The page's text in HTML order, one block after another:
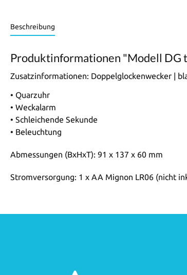
Beschreibung
Produktinformationen "Modell DG
Zusatzinformationen: Doppelglockenwecker |
• Quarzuhr
• Weckalarm
• Schleichende Sekunde
• Beleuchtung
Abmessungen (BxHxT): 91 x 137 x 60 mm
Stromversorgung: 1 x AA Mignon LR06 (nicht